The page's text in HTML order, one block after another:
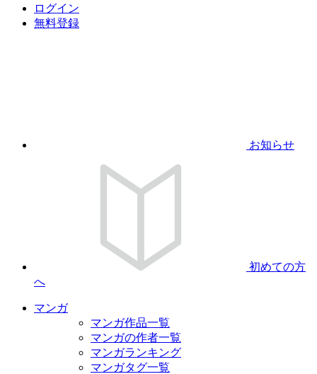
ログイン
無料登録
お知らせ
初めての方
へ
マンガ
マンガ作品一覧
マンガの作者一覧
マンガランキング
マンガタグ一覧